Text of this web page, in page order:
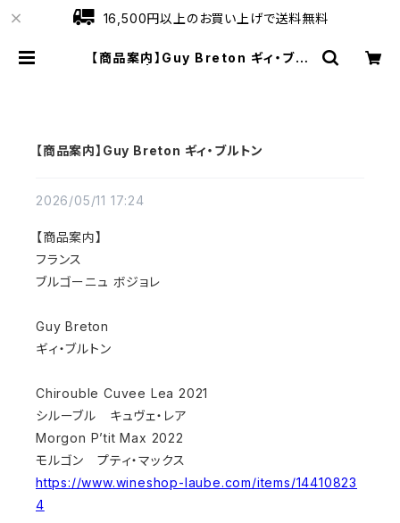
16,500円以上のお買い上げで送料無料
【商品案内】Guy Breton ギィ・ブル
【商品案内】Guy Breton ギィ・ブルトン
2026/05/11 17:24
【商品案内】
フランス
ブルゴーニュ ボジョレ
Guy Breton
ギィ・ブルトン
Chirouble Cuvee Lea 2021
シルーブル キュヴェ・レア
Morgon P’tit Max 2022
モルゴン プティ・マックス
https://www.wineshop-laube.com/items/14410823
4